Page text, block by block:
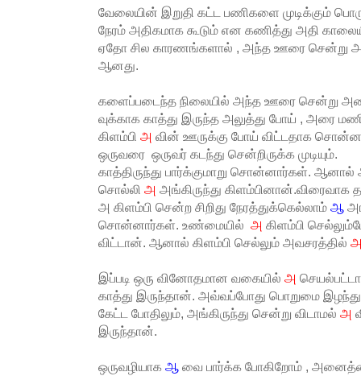
வேலையின் இறுதி கட்ட பணிகளை முடிக்கும்
நேரம் அதிகமாக கூடும் என கணித்து அதி
ஏதோ சில காரணங்களால் , அந்த ஊரை சென்று
ஆனது.
களைப்படைந்த நிலையில் அந்த ஊரை சென்று
வுக்காக காத்து இருந்த அலுத்து போய் , அரை
கிளம்பி அ வின் ஊருக்கு போய் விட்டதாக
ஒருவரை ஒருவர் கடந்து சென்றிருக்க முடியும்.
காத்திருந்து பார்க்குமாறு சொன்னார்கள்.
சொல்லி அ அங்கிருந்து
அ கிளம்பி சென்ற சிறிது நேரத்துக்கெல்லாம் ஆ
சொன்னார்கள். உண்மையில் அ கிளம்பி
விட்டான். ஆனால் கிளம்பி செல்லும் அவசரத்தில்
இப்படி ஒரு வினோதமான வகையில் அ
காத்து இருந்தான். அவ்வப்போது பொறுமை இழந்து
கேட்ட போதிலும், அங்கிருந்து சென்று விடாமல் அ
இருந்தான்.
ஒருவழியாக ஆ வை பார்க்க போகிறோம் ,